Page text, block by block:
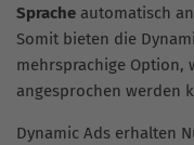
Sprache automatisch
Somit bieten die
mehrsprachige Option,
angesprochen werden
Dynamic Ads erhalten